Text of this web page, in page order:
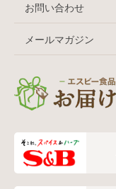
お問い合わせ
メールマガジン